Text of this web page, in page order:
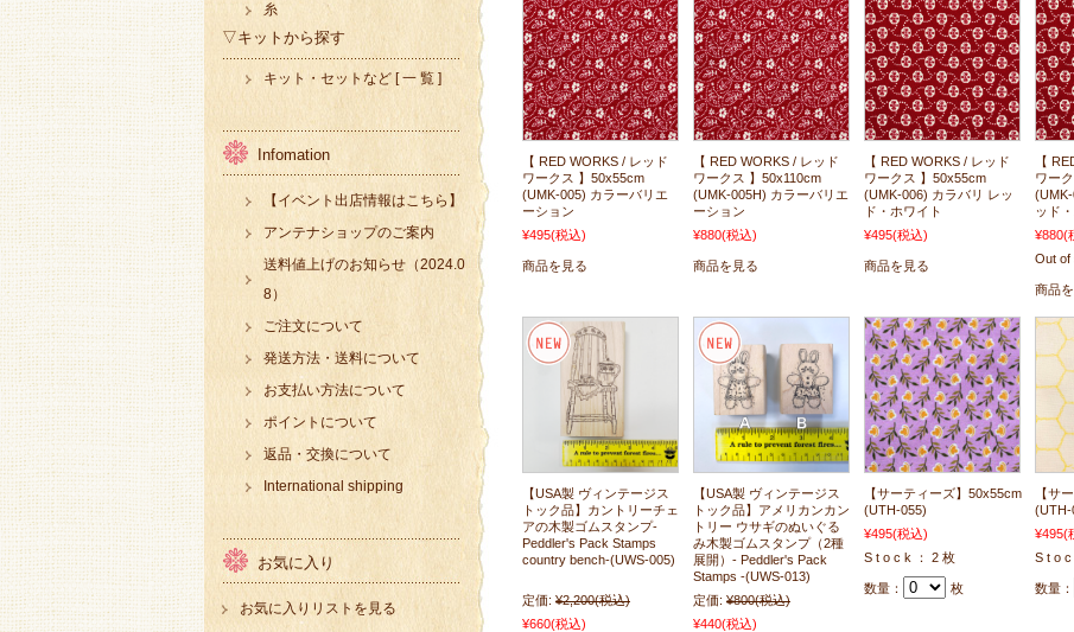
【 RED WORKS / レッド
ワークス 】50x55cm
(UMK-005) カラーバリエ
ーション
¥495(税込)
商品を見る
【 RED WORKS / レッド
ワークス 】50x110cm
(UMK-005H) カラーバリエ
ーション
¥880(税込)
商品を見る
【 RED WORKS / レッド
ワークス 】50x55cm
(UMK-006) カラバリ レッ
ド・ホワイト
¥495(税込)
商品を見る
【
ワー
ッド
¥880(
Out of
商品
【USA製 ヴィンテージス
トック品】カントリーチェ
アの木製ゴムスタンプ-
Peddler's Pack Stamps
country bench-(UWS-005)
定価: ¥2,200(税込)
¥660(税込)
【USA製 ヴィンテージス
トック品】アメリカンカン
トリー ウサギのぬいぐる
み木製ゴムスタンプ（2種
展開）- Peddler's Pack
Stamps -(UWS-013)
定価: ¥800(税込)
¥440(税込)
【サーティーズ】50x55cm
(UTH-055)
¥495(税込)
S t o c k ： 2 枚
数量： 枚
【サ
(UTH-
¥495(
S t o
数量：
糸
▽キットから探す
キット・セットなど [ 一 覧 ]
Infomation
【イベント出店情報はこちら】
アンテナショップのご案内
送料値上げのお知らせ（2024.0
8）
ご注文について
発送方法・送料について
お支払い方法について
ポイントについて
返品・交換について
International shipping
お気に入り
お気に入りリストを見る